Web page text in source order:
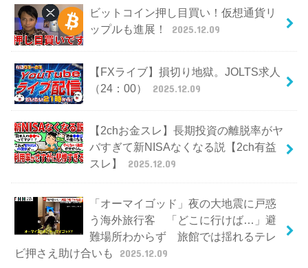
ビットコイン押し目買い！仮想通貨リ
ップルも進展！
2025.12.09
【FXライブ】損切り地獄。JOLTS求人
（24：00）
2025.12.09
【2chお金スレ】長期投資の離脱率がヤ
バすぎて新NISAなくなる説【2ch有益
スレ】
2025.12.09
「オーマイゴッド」夜の大地震に戸惑
う海外旅行客 「どこに行けば…」避
難場所わからず 旅館では揺れるテレ
ビ押さえ助け合いも
2025.12.09